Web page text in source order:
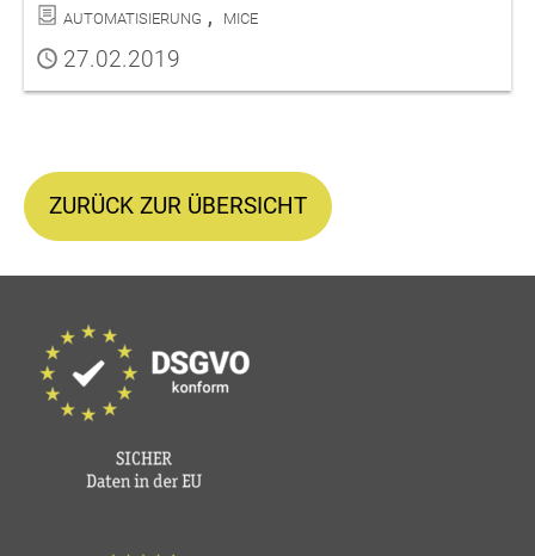
Kategorien
Automatisierung
MICE
Publiziert
27.02.2019
ZURÜCK ZUR ÜBERSICHT